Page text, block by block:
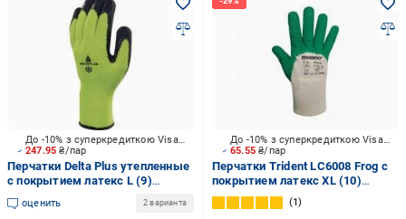
247.95₴/пар
До -10% з суперкредиткою Visa Вигода
Перчатки Delta Plus утепленные
с покрытием латекс L (9)
VV735JA09
оценить 2 варианта
65.55₴/пар
До -10% з суперкредиткою Visa Вигода
Перчатки Trident LC6008 Frog с
покрытием латекс XL (10)
LC6008
1